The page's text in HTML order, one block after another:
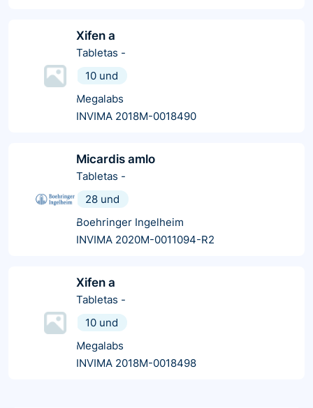
Xifen a
Tabletas -
10 und
Megalabs
INVIMA 2018M-0018490
Micardis amlo
Tabletas -
28 und
Boehringer Ingelheim
INVIMA 2020M-0011094-R2
Xifen a
Tabletas -
10 und
Megalabs
INVIMA 2018M-0018498